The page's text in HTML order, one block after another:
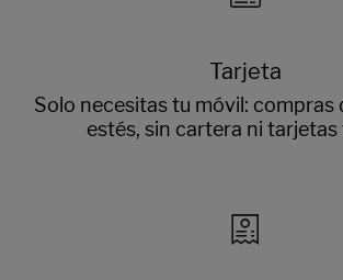
Tarjeta
Solo necesitas tu móvil: compras
estés, sin cartera ni tarjetas